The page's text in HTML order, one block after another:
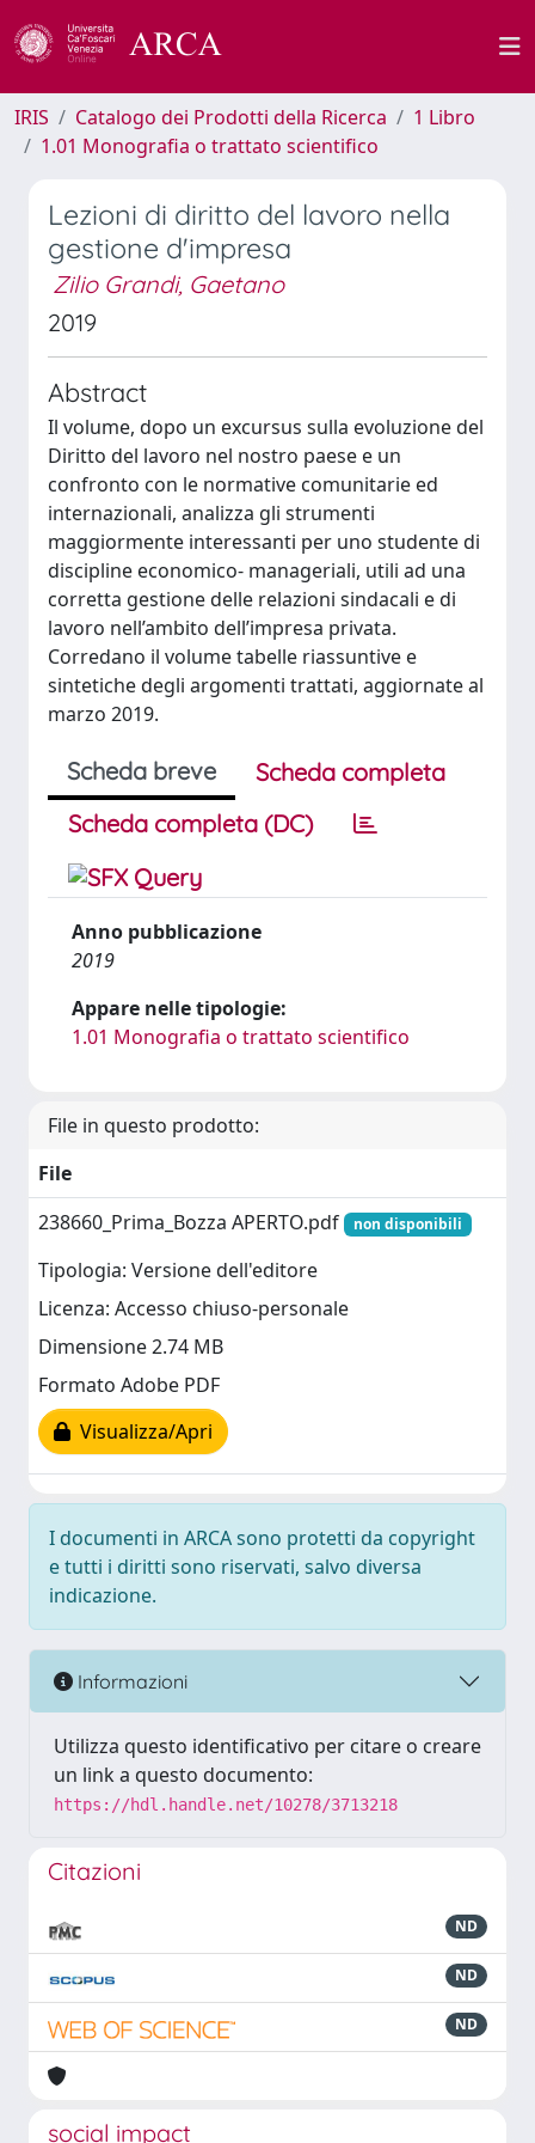
IRIS Catalogo dei Prodotti della Ricerca
1 Libro
1.01 Monografia o trattato scientifico
Lezioni di diritto del lavoro nella
gestione d'impresa
Zilio Grandi, Gaetano
2019
Abstract
Il volume, dopo un excursus sulla evoluzione del
Diritto del lavoro nel nostro paese e un
confronto con le normative comunitarie ed
internazionali, analizza gli strumenti
maggiormente interessanti per uno studente di
discipline economico- manageriali, utili ad una
corretta gestione delle relazioni sindacali e di
lavoro nell’ambito dell’impresa privata.
Corredano il volume tabelle riassuntive e
sintetiche degli argomenti trattati, aggiornate al
marzo 2019.
Scheda breve
Scheda completa
Scheda completa (DC)
Anno pubblicazione
2019
Appare nelle tipologie:
1.01 Monografia o trattato scientifico
File in questo prodotto:
File
238660_Prima_Bozza APERTO.pdf
non disponibili
Tipologia: Versione dell'editore
Licenza: Accesso chiuso-personale
Dimensione 2.74 MB
Formato Adobe PDF
Visualizza/Apri
I documenti in ARCA sono protetti da copyright
e tutti i diritti sono riservati, salvo diversa
indicazione.
Informazioni
Utilizza questo identificativo per citare o creare
un link a questo documento:
https://hdl.handle.net/10278/3713218
Citazioni
ND
ND
ND
social impact